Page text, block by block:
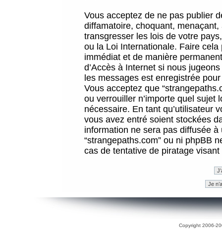
Vous acceptez de ne pas publier
diffamatoire, choquant,
transgresser les lois de votre
ou la Loi Internationale. Faire
immédiat et de manière
d’Accès à Internet si nous
les messages est enregistrée
Vous acceptez que
ou verrouiller n’importe quel sujet
nécessaire. En tant qu’utilisateur
vous avez entré soient stockées
information ne sera pas diffusée
“strangepaths.com” ou ni phpBB
cas de tentative de piratage
Copyright 2006-